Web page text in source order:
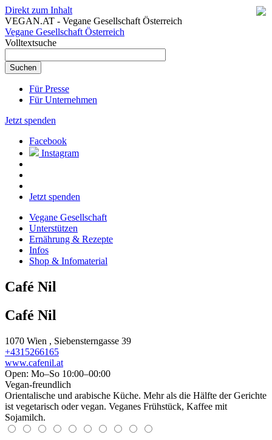
Direkt zum Inhalt
VEGAN.AT - Vegane Gesellschaft Österreich
Vegane Gesellschaft Österreich
Volltextsuche
Für Presse
Für Unternehmen
Jetzt spenden
Facebook
Instagram
Jetzt spenden
Vegane Gesellschaft
Unterstützen
Ernährung & Rezepte
Infos
Shop & Infomaterial
Café Nil
Café Nil
1070 Wien , Siebensterngasse 39
+4315266165
www.cafenil.at
Open: Mo–So 10:00–00:00
Vegan-freundlich
Orientalische und arabische Küche. Mehr als die Hälfte der Gerichte
ist vegetarisch oder vegan. Veganes Frühstück, Kaffee mit
Sojamilch.